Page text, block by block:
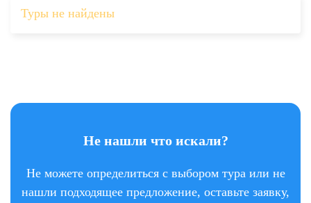
Туры не найдены
Не нашли что искали?
Не можете определиться с выбором тура или не
нашли подходящее предложение, оставьте заявку,